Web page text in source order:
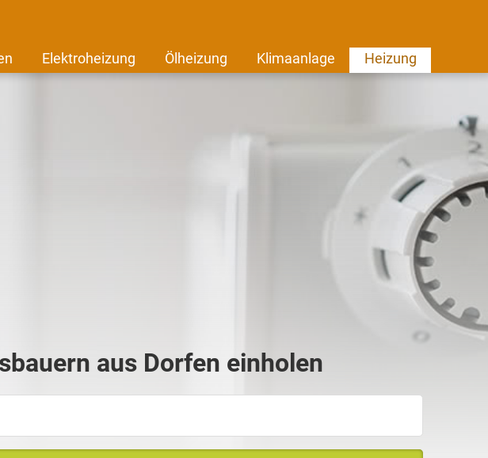
Elektroheizung Ölheizung Klimaanlage Heizung
aus Dorfen einholen